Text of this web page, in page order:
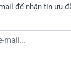
để nhận tin ưu